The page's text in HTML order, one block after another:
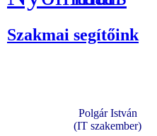
Szakmai segítőink
Polgár István
(IT szakember)